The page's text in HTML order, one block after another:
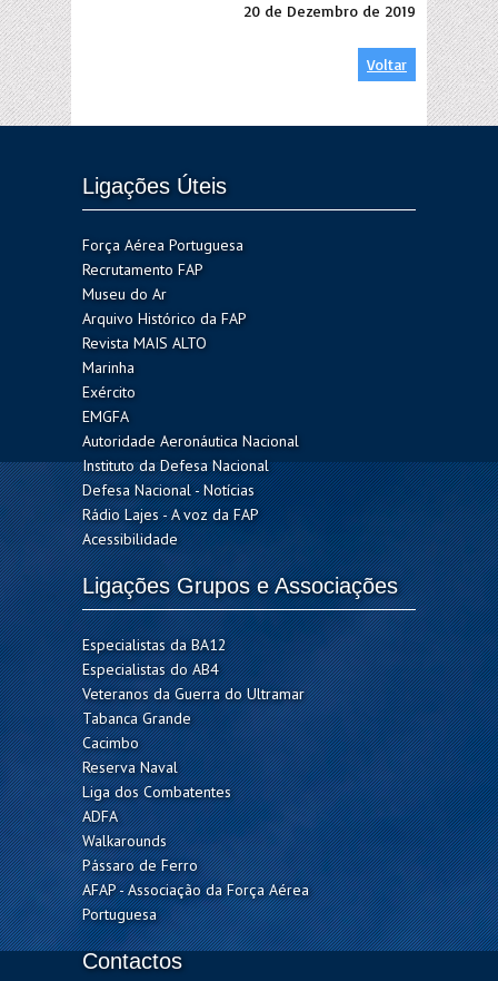
20 de Dezembro de 2019
Voltar
Ligações Úteis
Força Aérea Portuguesa
Recrutamento FAP
Museu do Ar
Arquivo Histórico da FAP
Revista MAIS ALTO
Marinha
Exército
EMGFA
Autoridade Aeronáutica Nacional
Instituto da Defesa Nacional
Defesa Nacional - Notícias
Rádio Lajes - A voz da FAP
Acessibilidade
Ligações Grupos e Associações
Especialistas da BA12
Especialistas do AB4
Veteranos da Guerra do Ultramar
Tabanca Grande
Cacimbo
Reserva Naval
Liga dos Combatentes
ADFA
Walkarounds
Pássaro de Ferro
AFAP - Associação da Força Aérea
Portuguesa
Contactos